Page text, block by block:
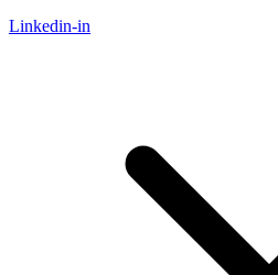
Linkedin-in